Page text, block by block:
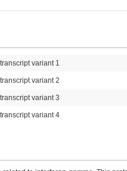
transcript variant 1
transcript variant 2
transcript variant 3
transcript variant 4